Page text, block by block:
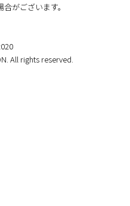
がございます。
All rights reserved.